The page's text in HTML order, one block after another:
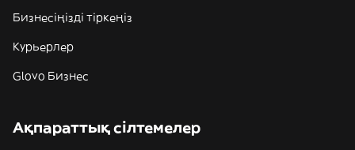
Бизнесіңізді тіркеңіз
Курьерлер
Glovo Бизнес
Ақпараттық сілтемелер